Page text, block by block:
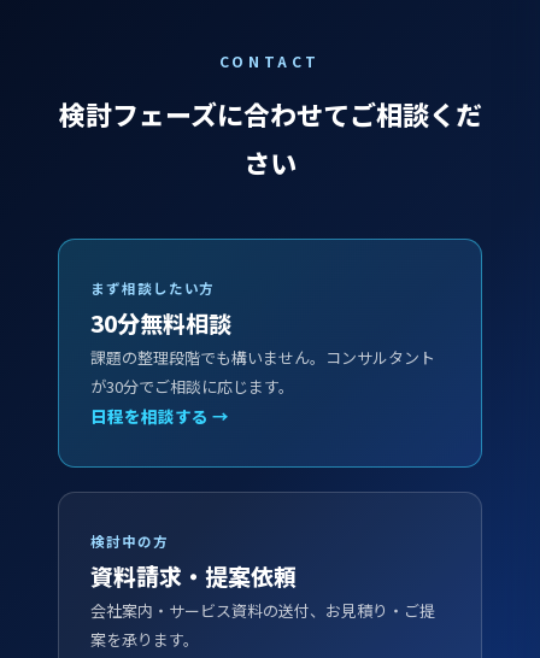
CONTACT
検討フェーズに合わせてご相談くだ
さい
まず相談したい方
30分無料相談
課題の整理段階でも構いません。コンサルタント
が30分でご相談に応じます。
日程を相談する →
検討中の方
資料請求・提案依頼
会社案内・サービス資料の送付、お見積り・ご提
案を承ります。